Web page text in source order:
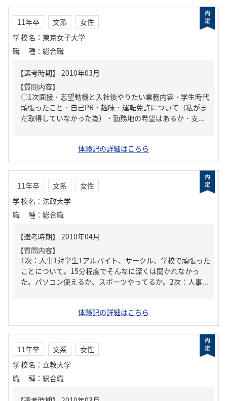
11年卒 文系
女性
学校名 ： 東京女子大学
職種 ： 総合職
【質問内容】
○1次面接・志望動機と入社後やりたい業務内容・学生時代
頑張ったこと・自己PR・趣味・運転免許について（私がま
だ取得していなかった為）・勤務地の希望はあるか・支...
体験記の詳細はこちら
11年卒 文系
女性
学校名 ： 法政大学
職種 ： 総合職
【質問内容】
1次：人事1対学生1アルバイト、サークル、学校で頑張った
ことについて。15分程度でそんなに深くは聞かれなかっ
た。パソコン使えるか、スポーツやってるか。2次：人事...
体験記の詳細はこちら
11年卒 文系
女性
学校名 ： 立教大学
職種 ： 総合職